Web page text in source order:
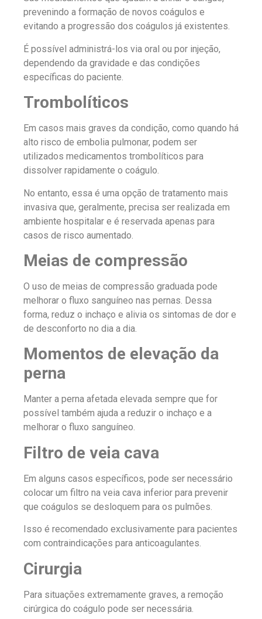
prevenindo a formação de novos coágulos e
evitando a progressão dos coágulos já existentes.
É possível administrá-los via oral ou por injeção,
dependendo da gravidade e das condições
específicas do paciente.
Trombolíticos
Em casos mais graves da condição, como quando há
alto risco de embolia pulmonar, podem ser
utilizados medicamentos trombolíticos para
dissolver rapidamente o coágulo.
No entanto, essa é uma opção de tratamento mais
invasiva que, geralmente, precisa ser realizada em
ambiente hospitalar e é reservada apenas para
casos de risco aumentado.
Meias de compressão
O uso de meias de compressão graduada pode
melhorar o fluxo sanguíneo nas pernas. Dessa
forma, reduz o inchaço e alivia os sintomas de dor e
de desconforto no dia a dia.
Momentos de elevação da
perna
Manter a perna afetada elevada sempre que for
possível também ajuda a reduzir o inchaço e a
melhorar o fluxo sanguíneo.
Filtro de veia cava
Em alguns casos específicos, pode ser necessário
colocar um filtro na veia cava inferior para prevenir
que coágulos se desloquem para os pulmões.
Isso é recomendado exclusivamente para pacientes
com contraindicações para anticoagulantes.
Cirurgia
Para situações extremamente graves, a remoção
cirúrgica do coágulo pode ser necessária.